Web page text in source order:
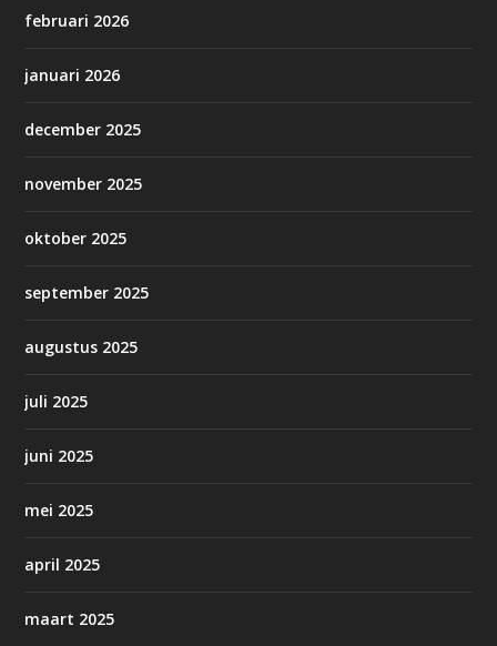
februari 2026
januari 2026
december 2025
november 2025
oktober 2025
september 2025
augustus 2025
juli 2025
juni 2025
mei 2025
april 2025
maart 2025